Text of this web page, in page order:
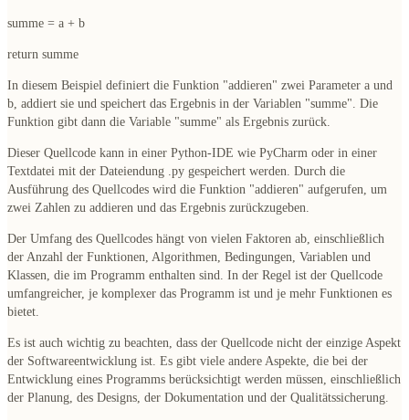
summe = a + b
return summe
In diesem Beispiel definiert die Funktion "addieren" zwei Parameter a und
b, addiert sie und speichert das Ergebnis in der Variablen "summe". Die
Funktion gibt dann die Variable "summe" als Ergebnis zurück.
Dieser Quellcode kann in einer Python-IDE wie PyCharm oder in einer
Textdatei mit der Dateiendung .py gespeichert werden. Durch die
Ausführung des Quellcodes wird die Funktion "addieren" aufgerufen, um
zwei Zahlen zu addieren und das Ergebnis zurückzugeben.
Der Umfang des Quellcodes hängt von vielen Faktoren ab, einschließlich
der Anzahl der Funktionen, Algorithmen, Bedingungen, Variablen und
Klassen, die im Programm enthalten sind. In der Regel ist der Quellcode
umfangreicher, je komplexer das Programm ist und je mehr Funktionen es
bietet.
Es ist auch wichtig zu beachten, dass der Quellcode nicht der einzige Aspekt
der Softwareentwicklung ist. Es gibt viele andere Aspekte, die bei der
Entwicklung eines Programms berücksichtigt werden müssen, einschließlich
der Planung, des Designs, der Dokumentation und der Qualitätssicherung.